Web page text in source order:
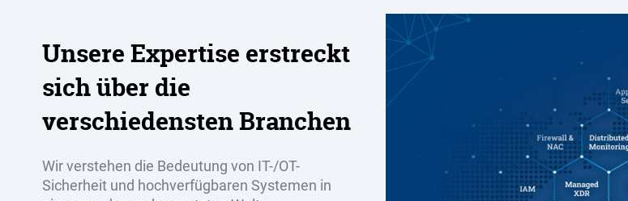
Unsere Expertise erstreckt
sich über die
verschiedensten Branchen
Wir verstehen die Bedeutung von IT-/OT-
Sicherheit und hochverfügbaren Systemen in